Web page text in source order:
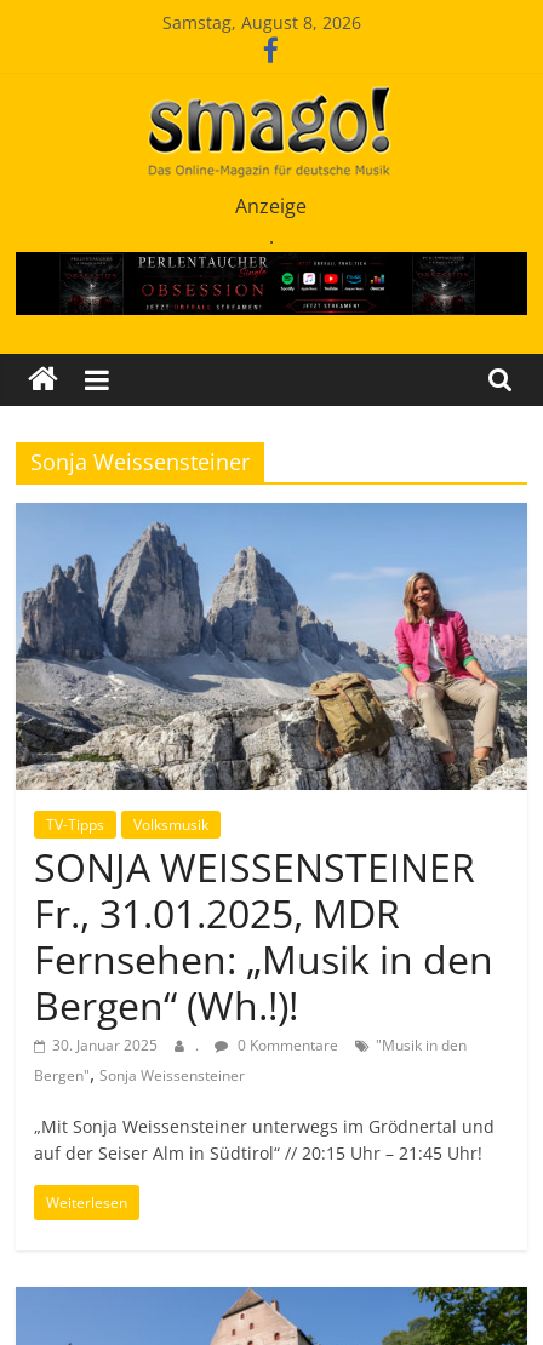
Samstag, August 8, 2026
SchlagerMAGazinOnline
Anzeige
.
Sonja Weissensteiner
TV-Tipps Volksmusik
SONJA WEISSENSTEINER
Fr., 31.01.2025, MDR
Fernsehen: „Musik in den
Bergen“ (Wh.!)!
30. Januar 2025 . 0 Kommentare
"Musik in den
Bergen",Sonja Weissensteiner
„Mit Sonja Weissensteiner unterwegs im Grödnertal und
auf der Seiser Alm in Südtirol“ // 20:15 Uhr – 21:45 Uhr!
Weiterlesen